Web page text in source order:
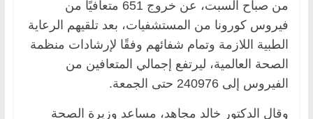
من صباح السبت، عن خروج 651 متعافيًا من
فيروس كورونا من المستشفيات، بعد تلقيهم الرعاية
الطبية اللازمة وتمام شفائهم وفقًا لإرشادات منظمة
الصحة العالمية، ليرتفع إجمالي المتعافين من
الفيروس إلى 240976 حتى الجمعة.
وقال الدكتور خالد مجاهد، مساعد وزيرة الصحة